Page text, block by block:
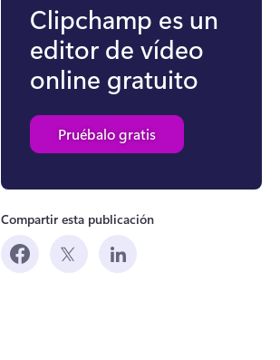
Clipchamp es un
editor de vídeo
online gratuito
Pruébalo gratis
Compartir esta publicación